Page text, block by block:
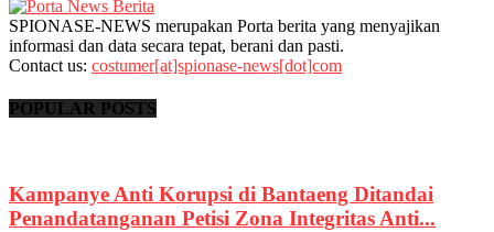
SPIONASE-NEWS merupakan Porta berita yang menyajikan
informasi dan data secara tepat, berani dan pasti.
Contact us: costumer[at]spionase-news[dot]com
POPULAR POSTS
Kampanye Anti Korupsi di Bantaeng Ditandai
Penandatanganan Petisi Zona Integritas Anti...